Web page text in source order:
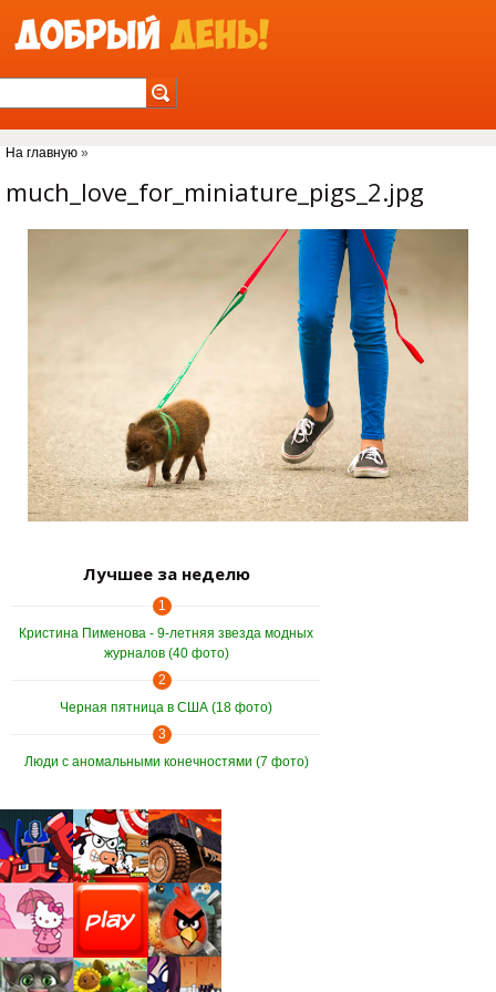
На главную »
much_love_for_miniature_pigs_2.jpg
Лучшее за неделю
1
Кристина Пименова - 9-летняя звезда модных
журналов (40 фото)
2
Черная пятница в США (18 фото)
3
Люди с аномальными конечностями (7 фото)